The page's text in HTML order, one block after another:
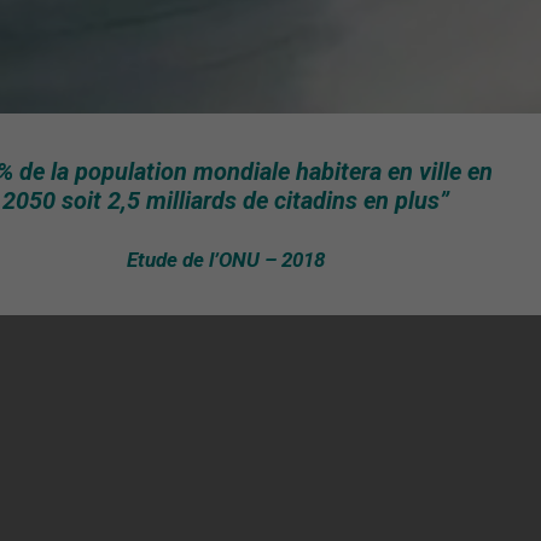
de la population mondiale habitera en ville en
2050 soit 2,5 milliards de citadins en plus”
Etude de l’ONU – 2018